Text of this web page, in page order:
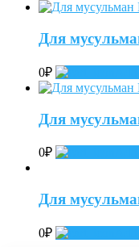
Для
0₽
Для
0₽
Для
0₽